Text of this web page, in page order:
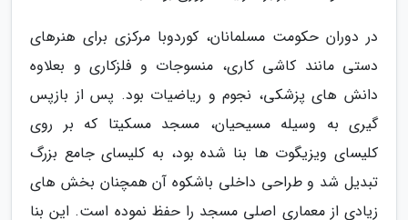
در دوران حکومت مسلمانان، کوردوبا مرکزی برای هنرهای
دستی مانند کاشی کاری، منسوجات و فلزکاری و بعلاوه
دانش های پزشکی، نجوم و ریاضیات بود. پس از بازپس
گیری به وسیله مسیحیان، مسجد مسکیتا که بر روی
کلیسای ویزیگوت ها بنا شده بود، به کلیسای جامع بزرگ
تبدیل شد و طراحی داخلی باشکوه آن همچنان بخش های
زیادی از معماری اصلی مسجد را حفظ نموده است. این بنا